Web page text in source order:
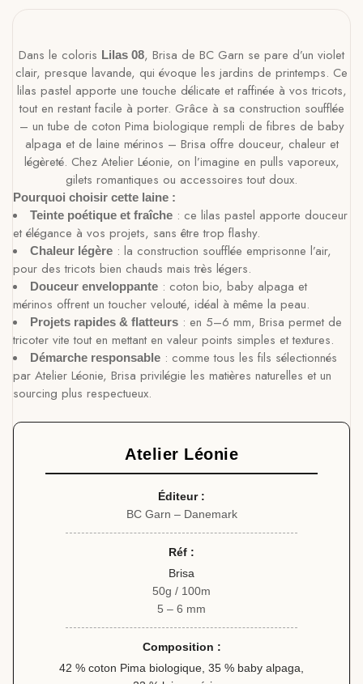
Dans le coloris Lilas 08, Brisa de BC Garn se pare d’un violet
clair, presque lavande, qui évoque les jardins de printemps. Ce
lilas pastel apporte une touche délicate et raffinée à vos tricots,
tout en restant facile à porter. Grâce à sa construction soufflée
– un tube de coton Pima biologique rempli de fibres de baby
alpaga et de laine mérinos – Brisa offre douceur, chaleur et
légèreté. Chez Atelier Léonie, on l’imagine en pulls vaporeux,
gilets romantiques ou accessoires tout doux.
Pourquoi choisir cette laine :
Teinte poétique et fraîche : ce lilas pastel apporte douceur
et élégance à vos projets, sans être trop flashy.
Chaleur légère : la construction soufflée emprisonne l’air,
pour des tricots bien chauds mais très légers.
Douceur enveloppante : coton bio, baby alpaga et
mérinos offrent un toucher velouté, idéal à même la peau.
Projets rapides & flatteurs : en 5–6 mm, Brisa permet de
tricoter vite tout en mettant en valeur points simples et textures.
Démarche responsable : comme tous les fils sélectionnés
par Atelier Léonie, Brisa privilégie les matières naturelles et un
sourcing plus respectueux.
Atelier Léonie
Éditeur :
BC Garn – Danemark
Réf :
Brisa
50g / 100m
5 – 6 mm
Composition :
42 % coton Pima biologique, 35 % baby alpaga,